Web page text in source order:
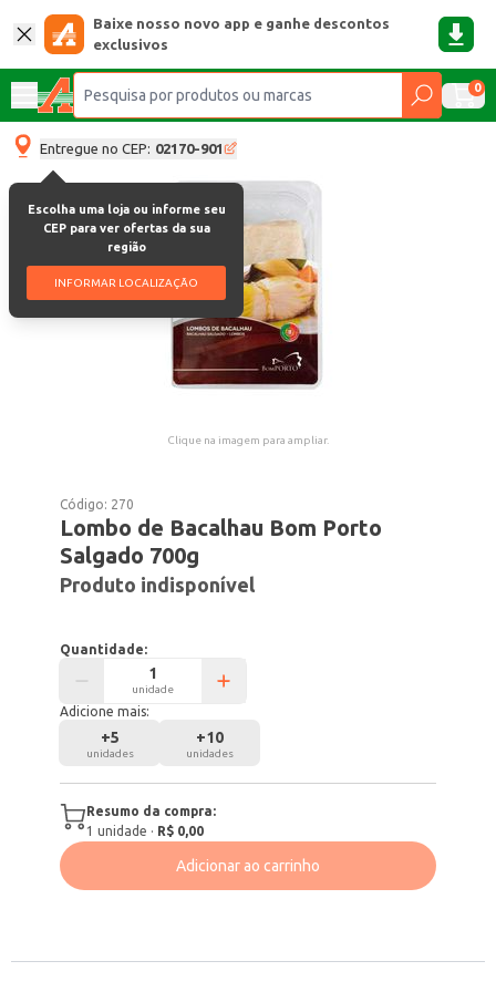
Baixe nosso novo app e ganhe descontos
exclusivos
0
Entregue no CEP: 02170-901
Escolha uma loja ou informe seu
CEP para ver ofertas da sua
região
INFORMAR LOCALIZAÇÃO
Clique na imagem para ampliar.
Código: 270
Lombo de Bacalhau Bom Porto
Salgado 700g
Produto indisponível
Quantidade:
unidade
Adicione mais:
+5
unidades
+10
unidades
Resumo da compra:
1 unidade · R$ 0,00
Adicionar ao carrinho